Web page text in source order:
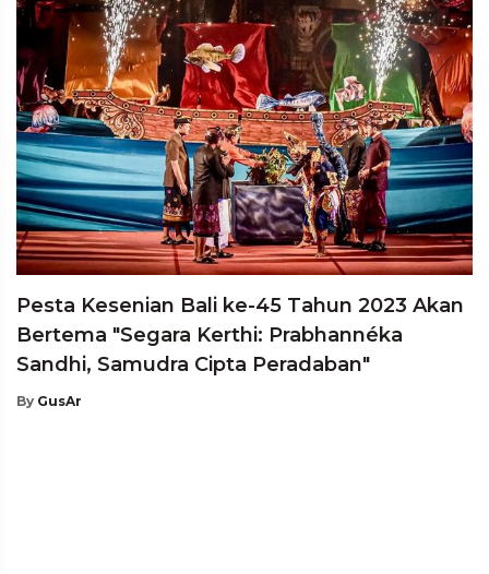
Pesta Kesenian Bali ke-45 Tahun 2023 Akan
Bertema "Segara Kerthi: Prabhannéka
Sandhi, Samudra Cipta Peradaban"
By GusAr